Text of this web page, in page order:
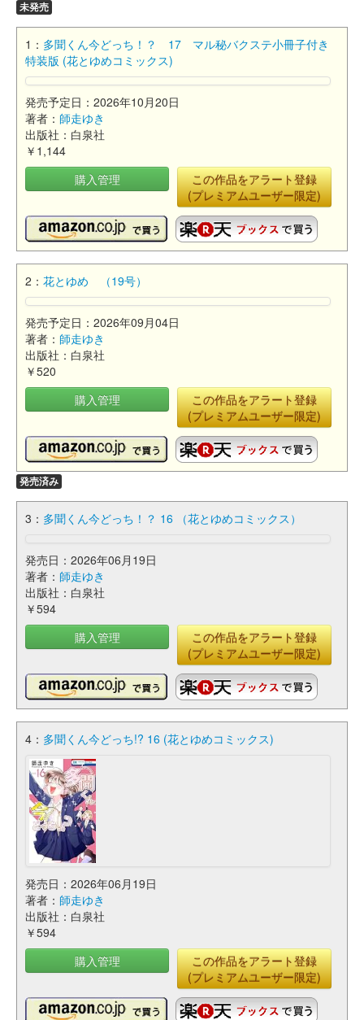
未発売
1： 多聞くん今どっち！？ 17 マル秘バクステ小冊子付き
特装版 (花とゆめコミックス)
発売予定日：2026年10月20日
著者： 師走ゆき
出版社：白泉社
￥1,144
購入管理
この作品をアラート登録
(プレミアムユーザー限定)
2： 花とゆめ （19号）
発売予定日：2026年09月04日
著者： 師走ゆき
出版社：白泉社
￥520
購入管理
この作品をアラート登録
(プレミアムユーザー限定)
発売済み
3： 多聞くん今どっち！？ 16 （花とゆめコミックス）
発売日：2026年06月19日
著者： 師走ゆき
出版社：白泉社
￥594
購入管理
この作品をアラート登録
(プレミアムユーザー限定)
4： 多聞くん今どっち!? 16 (花とゆめコミックス)
発売日：2026年06月19日
著者： 師走ゆき
出版社：白泉社
￥594
購入管理
この作品をアラート登録
(プレミアムユーザー限定)